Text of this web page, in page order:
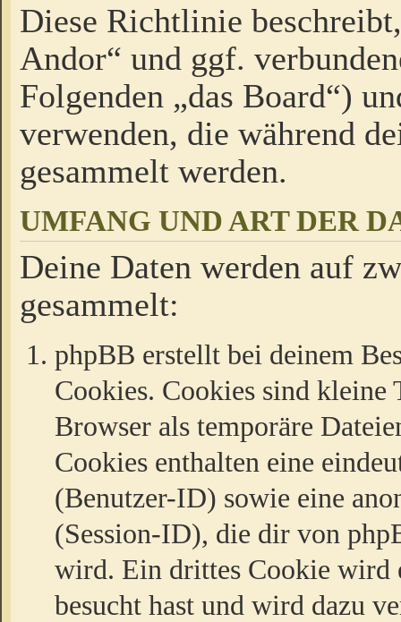
Diese Richtlinie
Andor“ und ggf.
Folgenden „das Board“)
verwenden, die während
gesammelt werden.
UMFANG UND ART DER
Deine Daten werden auf
gesammelt:
phpBB erstellt bei deinem
Cookies. Cookies sind kleine
Browser als temporäre
Cookies enthalten eine
(Benutzer-ID) sowie eine
(Session-ID), die dir von
wird. Ein drittes Cookie wird
besucht hast und wird dazu